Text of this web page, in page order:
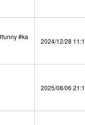
#ka
2024/12/28
2025/08/06